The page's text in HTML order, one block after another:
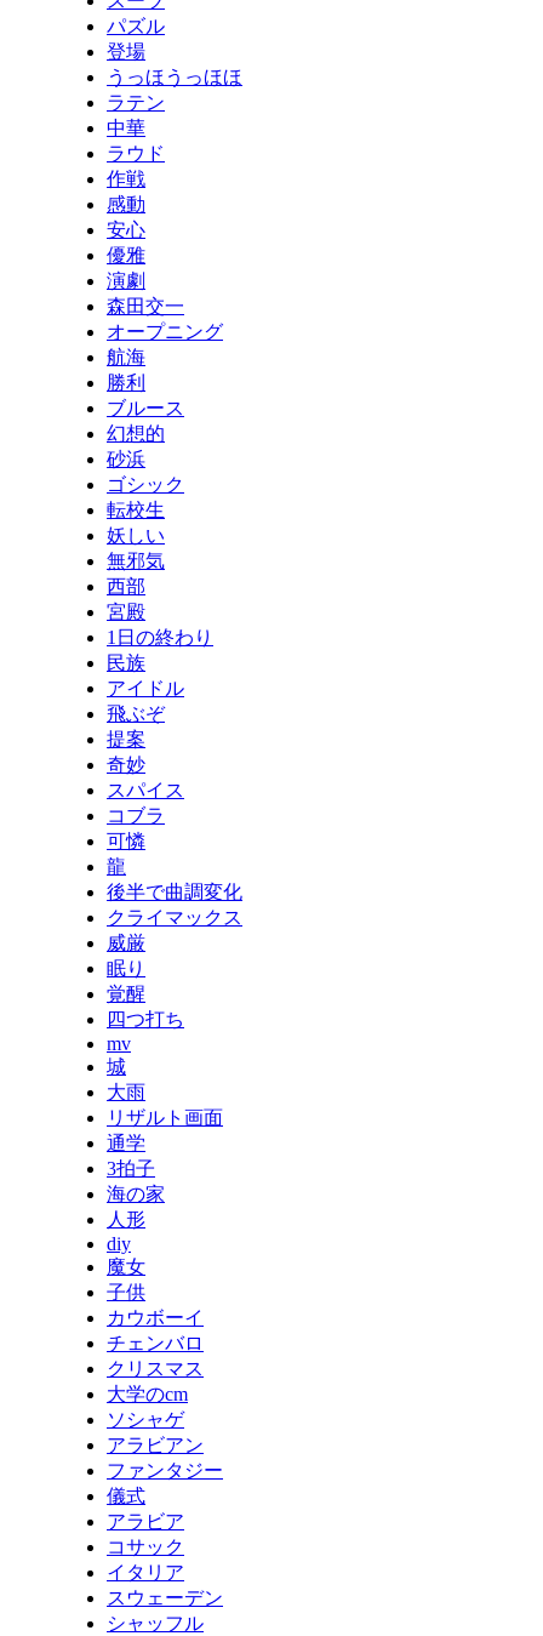
パズル
登場
うっほうっほほ
ラテン
中華
ラウド
作戦
感動
安心
優雅
演劇
森田交一
オープニング
航海
勝利
ブルース
幻想的
砂浜
ゴシック
転校生
妖しい
無邪気
西部
宮殿
1日の終わり
民族
アイドル
飛ぶぞ
提案
奇妙
スパイス
コブラ
可憐
龍
後半で曲調変化
クライマックス
威厳
眠り
覚醒
四つ打ち
mv
城
大雨
リザルト画面
通学
3拍子
海の家
人形
diy
魔女
子供
カウボーイ
チェンバロ
クリスマス
大学のcm
ソシャゲ
アラビアン
ファンタジー
儀式
アラビア
コサック
イタリア
スウェーデン
シャッフル